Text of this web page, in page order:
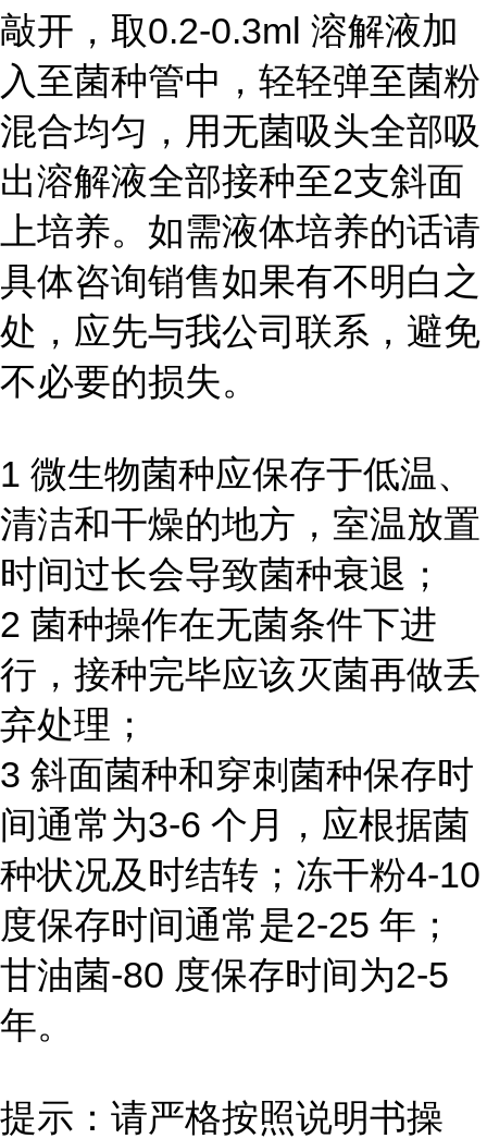
敲开，取0.2-0.3ml 溶解液加
入至菌种管中，轻轻弹至菌粉
混合均匀，用无菌吸头全部吸
出溶解液全部接种至2支斜面
上培养。如需液体培养的话请
具体咨询销售如果有不明白之
处，应先与我公司联系，避免
不必要的损失。
1 微生物菌种应保存于低温、
清洁和干燥的地方，室温放置
时间过长会导致菌种衰退；
2 菌种操作在无菌条件下进
行，接种完毕应该灭菌再做丢
弃处理；
3 斜面菌种和穿刺菌种保存时
间通常为3-6 个月，应根据菌
种状况及时结转；冻干粉4-10
度保存时间通常是2-25 年；
甘油菌-80 度保存时间为2-5
年。
提示：请严格按照说明书操